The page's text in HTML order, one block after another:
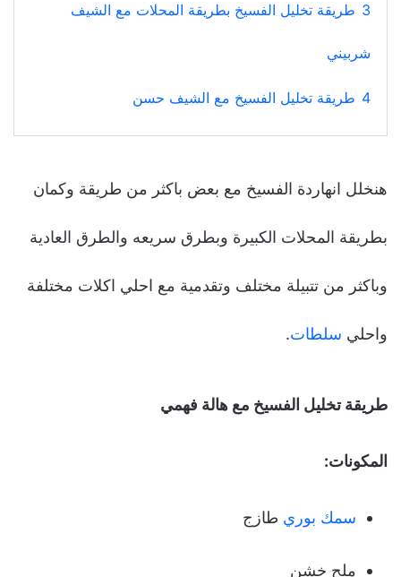
3 طريقة تخليل الفسيخ بطريقة المحلات مع الشيف
شربيني
4 طريقة تخليل الفسيخ مع الشيف حسن
هنخلل انهاردة الفسيخ مع بعض باكثر من طريقة وكمان
بطريقة المحلات الكبيرة وبطرق سريعه والطرق العادية
وباكثر من تتبيلة مختلف وتقدمية مع احلي اكلات مختلفة
واحلي سلطات.
طريقة تخليل الفسيخ مع هالة فهمي
المكونات:
سمك بوري طازج
ملح خشن